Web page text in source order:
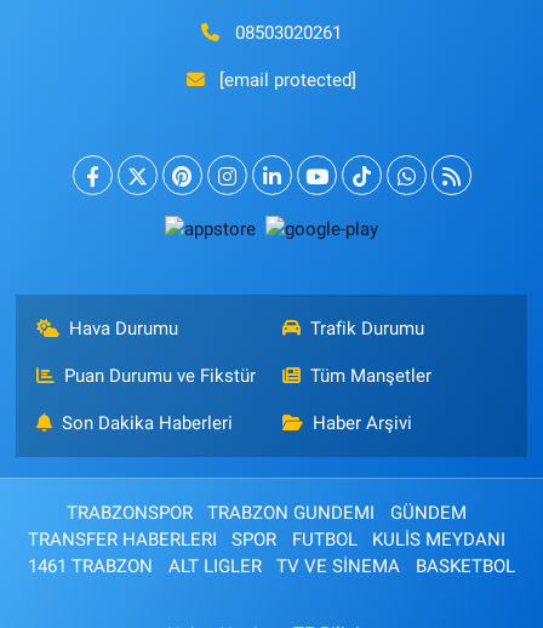
08503020261
[email protected]
Hava Durumu Trafik Durumu
Puan Durumu ve Fikstür Tüm Manşetler
Son Dakika Haberleri Haber Arşivi
TRABZONSPOR TRABZON GUNDEMI
GÜNDEM
TRANSFER HABERLERI
SPOR FUTBOL
KULİS MEYDANI
1461 TRABZON
ALT LIGLER TV VE SİNEMA BASKETBOL